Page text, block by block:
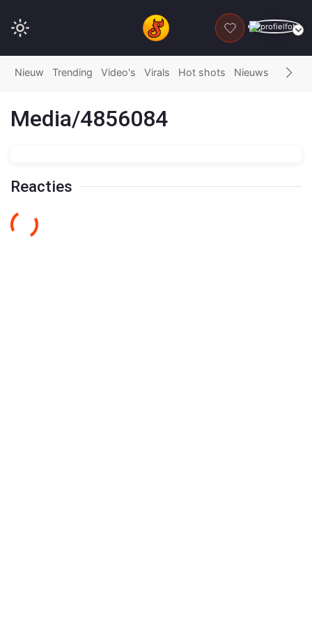
DONEER
Nieuw Trending Video's Virals Hot shots Nieuws Fails
Media/4856084
Reacties